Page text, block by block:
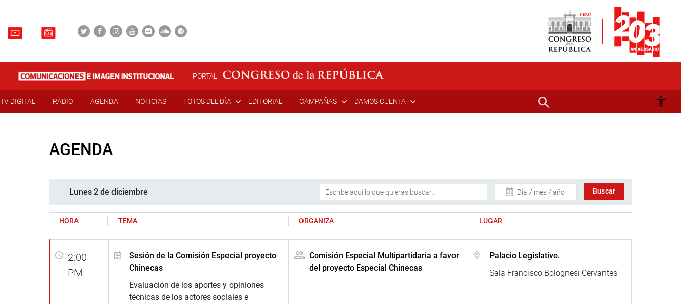
PORTAL
TV DIGITAL RADIO AGENDA NOTICIAS FOTOS DEL DÍA EDITORIAL CAMPAÑAS DAMOS CUENTA
AGENDA
Lunes 2 de diciembre Día / mes / año
HORA TEMA ORGANIZA LUGAR
2:00
PM
Sesión de la Comisión Especial proyecto
Chinecas
Evaluación de los aportes y opiniones
técnicas de los actores sociales e
Comisión Especial Multipartidaria a favor
del proyecto Especial Chinecas
Palacio Legislativo.
Sala Francisco Bolognesi Cervantes